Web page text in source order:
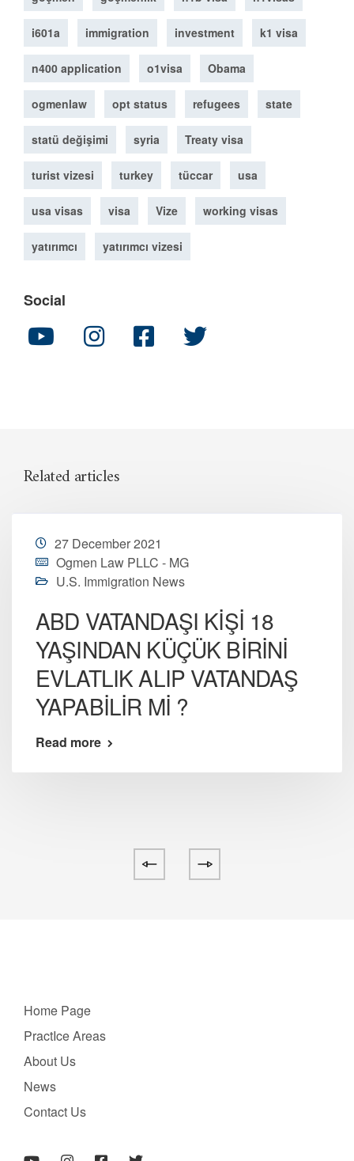
i601a immigration investment k1 visa
n400 application o1visa Obama
ogmenlaw opt status refugees state
statü değişimi syria Treaty visa
turist vizesi turkey tüccar usa
usa visas visa Vize working visas
yatırımcı yatırımcı vizesi
Social
Related articles
27 December 2021
Ogmen Law PLLC - MG
U.S. Immigration News
ABD VATANDAŞI KİŞİ 18
YAŞINDAN KÜÇÜK BİRİNİ
EVLATLIK ALIP VATANDAŞ
YAPABİLİR Mİ ?
Read more
Home Page
PractIce Areas
About Us
News
Contact Us